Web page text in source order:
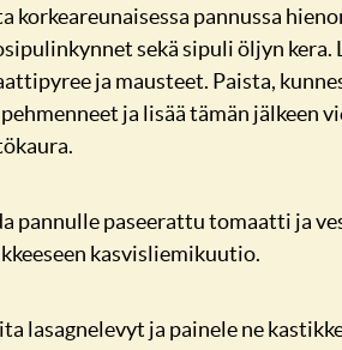
korkeareunaisessa pannussa
sekä sipuli öljyn kera.
ja mausteet. Paista,
ja lisää tämän jälkeen
pannulle paseerattu tomaatti ja
kasvisliemikuutio.
lasagnelevyt ja painele ne